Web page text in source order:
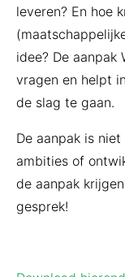
leveren? En hoe
idee? De aanpak
vragen en helpt
de slag te gaan.
De aanpak is
ambities of
de aanpak
gesprek!